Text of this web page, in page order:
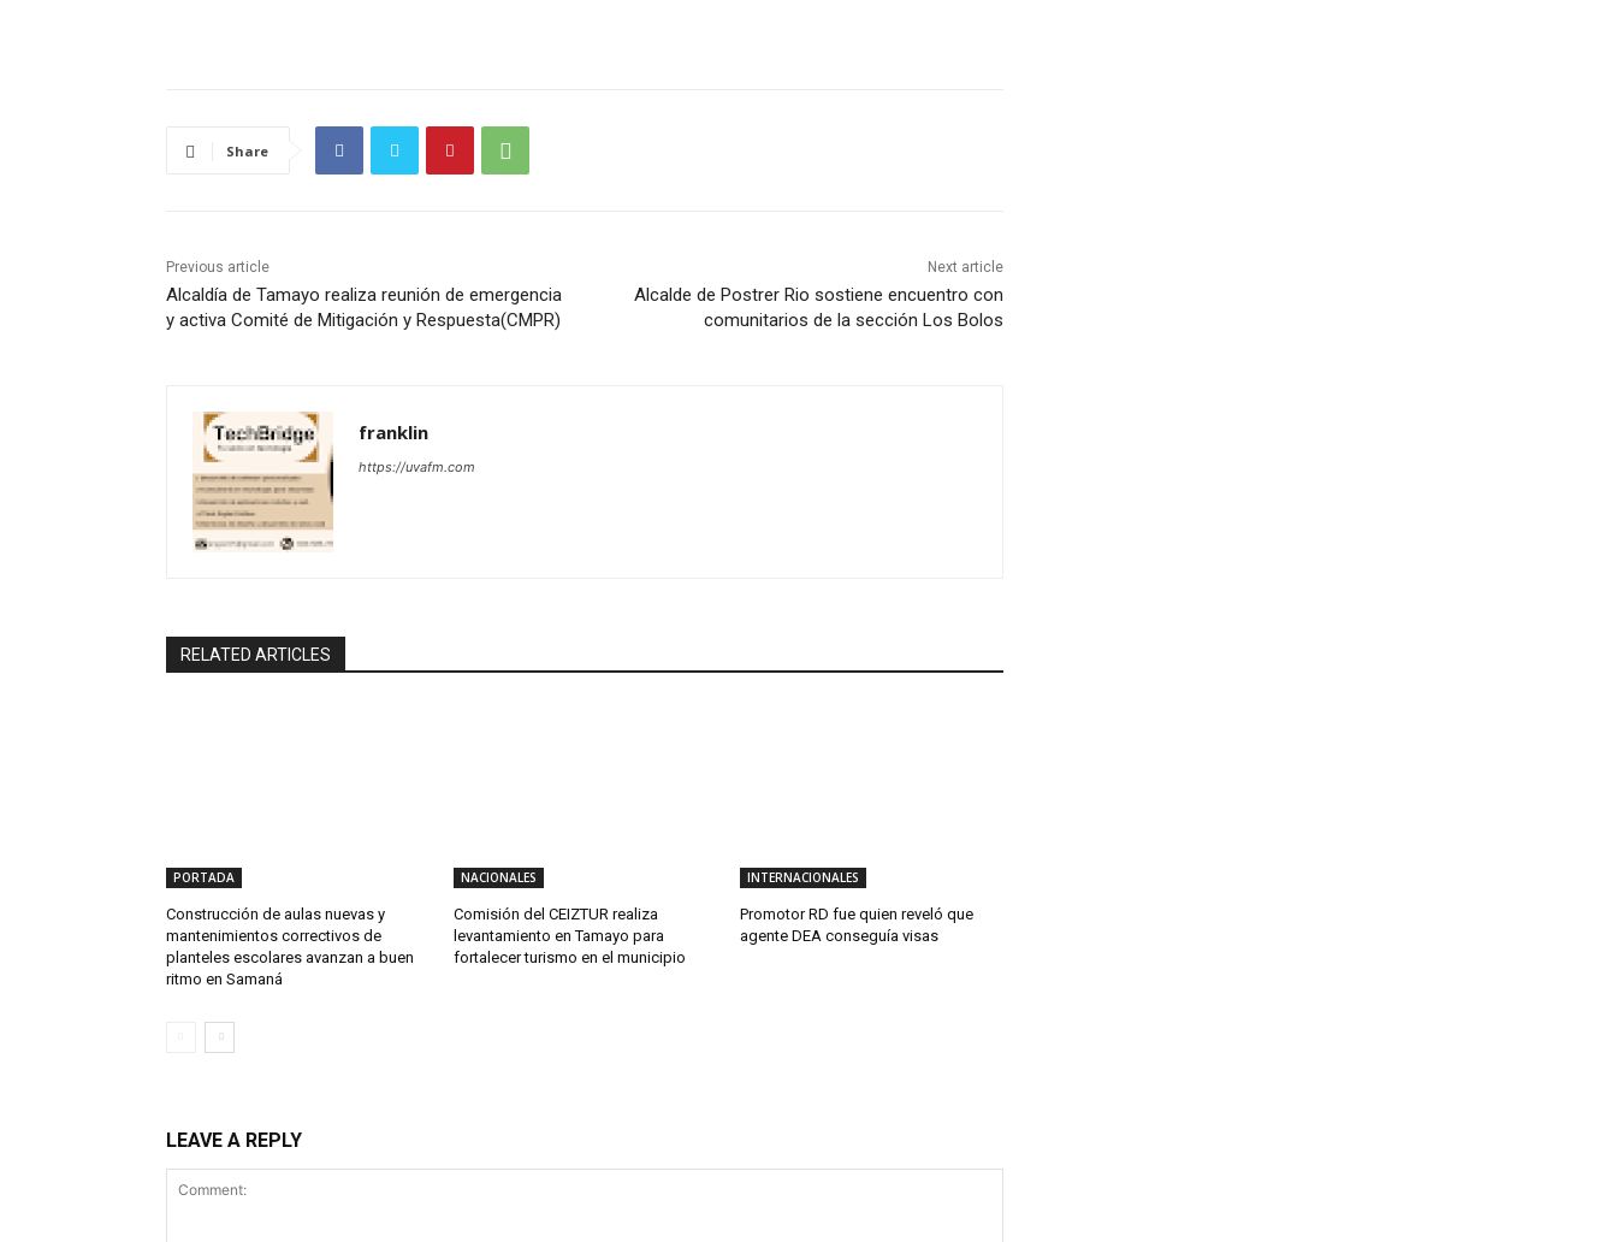
Share
Previous article
Alcaldía de Tamayo realiza reunión de emergencia
y activa Comité de Mitigación y Respuesta(CMPR)
Next article
Alcalde de Postrer Rio sostiene encuentro con
comunitarios de la sección Los Bolos
franklin
https://uvafm.com
RELATED ARTICLES
PORTADA
Construcción de aulas nuevas y
mantenimientos correctivos de
planteles escolares avanzan a buen
ritmo en Samaná
NACIONALES
Comisión del CEIZTUR realiza
levantamiento en Tamayo para
fortalecer turismo en el municipio
INTERNACIONALES
Promotor RD fue quien reveló que
agente DEA conseguía visas
LEAVE A REPLY